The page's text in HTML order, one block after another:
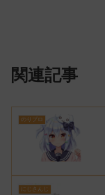
関連記事
のりプロ
にじさんじ